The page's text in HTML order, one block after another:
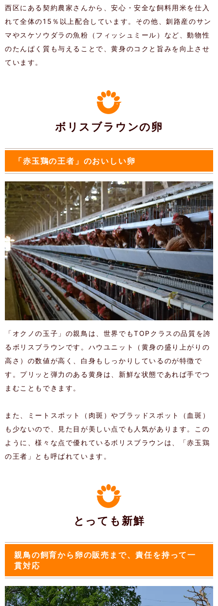
西区にある契約農家さんから、安心・安全な飼料用米を仕入
れて全体の15％以上配合しています。その他、釧路産のサン
マやスケソウダラの魚粉（フィッシュミール）など、動物性
のたんぱく質も与えることで、黄身のコクと旨みを向上させ
ています。
ボリスブラウンの卵
「赤玉鶏の王者」のおいしい卵
「オクノの玉子」の親鳥は、世界でもTOPクラスの品質を誇
るボリスブラウンです。ハウユニット（黄身の盛り上がりの
高さ）の数値が高く、白身もしっかりしているのが特徴で
す。プリッと弾力のある黄身は、新鮮な状態であれば手でつ
まむこともできます。
また、ミートスポット（肉斑）やブラッドスポット（血斑）
も少ないので、見た目が美しい点でも人気があります。この
ように、様々な点で優れているボリスブラウンは、「赤玉鶏
の王者」とも呼ばれています。
とっても新鮮
親鳥の飼育から卵の販売まで、責任を持って一
貫対応